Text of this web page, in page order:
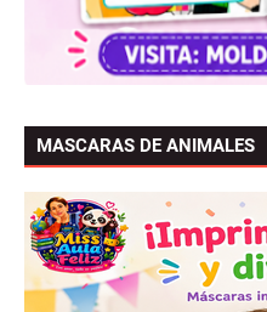
MASCARAS DE ANIMALES